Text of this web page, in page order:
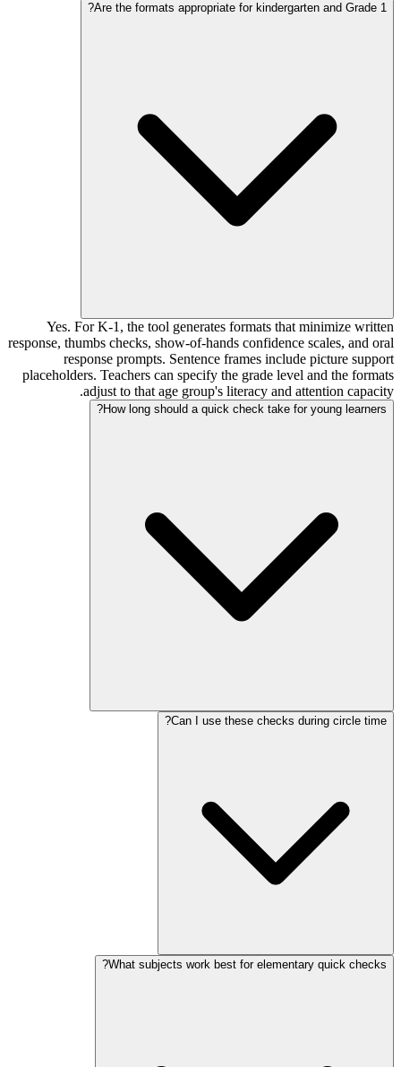
Are the formats appropriate for kindergarten and Grade 1?
Yes. For K-1, the tool generates formats that minimize written
response, thumbs checks, show-of-hands confidence scales, and oral
response prompts. Sentence frames include picture support
placeholders. Teachers can specify the grade level and the formats
adjust to that age group's literacy and attention capacity.
How long should a quick check take for young learners?
Can I use these checks during circle time?
What subjects work best for elementary quick checks?